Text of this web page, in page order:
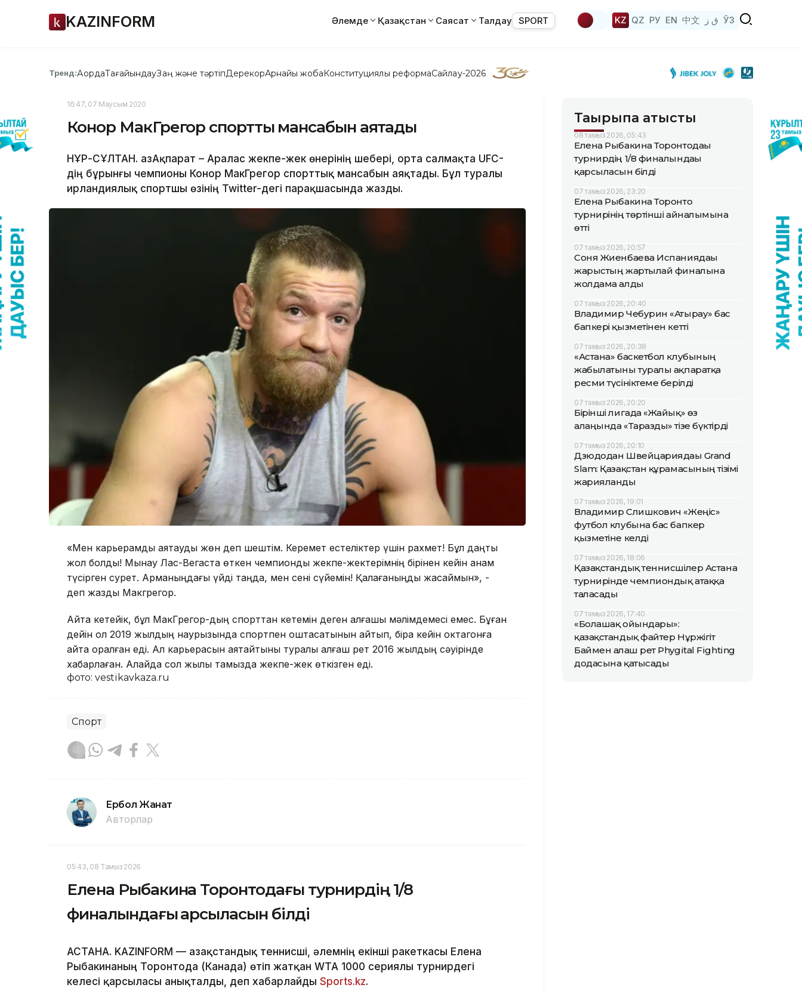
KAZINFORM Әлемде Қазақстан Саясат Талдау SPORT KZ QZ РУ EN 中文 ق ز ЎЗ
Тренд:АқордаТағайындауЗаң және тәртіпДерекқорАрнайы жобаКонституциялық реформаСайлау-2026
16:47, 07 Маусым 2020
Конор МакГрегор спорттық мансабын аяқтады
НҰР-СҰЛТАН. ҚазАқпарат – Аралас жекпе-жек өнерінің шебері, орта салмақта UFC-
дің бұрынғы чемпионы Конор МакГрегор спорттық мансабын аяқтады. Бұл туралы
ирландиялық спортшы өзінің Twitter-дегі парақшасында жазды.
«Мен карьерамды аяқтауды жөн деп шештім. Керемет естеліктер үшін рахмет! Бұл даңқты
жол болды! Мынау Лас-Вегаста өткен чемпиондық жекпе-жектерімнің бірінен кейін анам
түсірген сурет. Арманыңдағы үйді таңда, мен сені сүйемін! Қалағаныңды жасаймын», -
деп жазды Макгрегор.
Айта кетейік, бұл МакГрегор-дың спорттан кетемін деген алғашқы мәлімдемесі емес. Бұған
дейін ол 2019 жылдың наурызында спортпен қоштасатынын айтып, бірақ кейін октагонға
қайта оралған еді. Ал карьерасын аяқтайтыны туралы алғаш рет 2016 жылдың сәуірінде
хабарлаған. Алайда сол жылы тамызда жекпе-жек өткізген еді.
фото: vestikavkaza.ru
Спорт
Ербол Жанат
Авторлар
05:43, 08 Тамыз 2026
Елена Рыбакина Торонтодағы турнирдің 1/8
финалындағы қарсыласын білді
АСТАНА. KAZINFORM — Қазақстандық теннисші, әлемнің екінші ракеткасы Елена
Рыбакинаның Торонтода (Канада) өтіп жатқан WTA 1000 сериялы турнирдегі
келесі қарсыласы анықталды, деп хабарлайды Sports.kz.
Тақырыпқа қатысты
08 тамыз 2026, 05:43
Елена Рыбакина Торонтодағы
турнирдің 1/8 финалындағы
қарсыласын білді
07 тамыз 2026, 23:20
Елена Рыбакина Торонто
турнирінің төртінші айналымына
өтті
07 тамыз 2026, 20:57
Соня Жиенбаева Испаниядағы
жарыстың жартылай финалына
жолдама алды
07 тамыз 2026, 20:40
Владимир Чебурин «Атырау» бас
бапкері қызметінен кетті
07 тамыз 2026, 20:38
«Астана» баскетбол клубының
жабылатыны туралы ақпаратқа
ресми түсініктеме берілді
07 тамыз 2026, 20:20
Бірінші лигада «Жайық» өз
алаңында «Таразды» тізе бүктірді
07 тамыз 2026, 20:10
Дзюдодан Швейцариядағы Grand
Slam: Қазақстан құрамасының тізімі
жарияланды
07 тамыз 2026, 19:01
Владимир Слишкович «Жеңіс»
футбол клубына бас бапкер
қызметіне келді
07 тамыз 2026, 18:06
Қазақстандық теннисшілер Астана
турнирінде чемпиондық атаққа
таласады
07 тамыз 2026, 17:40
«Болашақ ойындары»:
қазақстандық файтер Нұржігіт
Баймен алғаш рет Phygital Fighting
додасына қатысады